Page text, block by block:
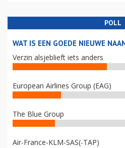
POLL
WAT IS EEN GOEDE NIEUWE
Verzin alsjeblieft iets anders
European Airlines Group (EAG)
The Blue Group
Air-France-KLM-SAS(-TAP)